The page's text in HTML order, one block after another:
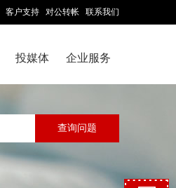
客户支持 对公转帐 联系我们
投媒体 企业服务